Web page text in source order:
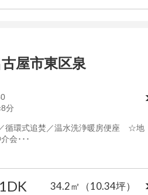
屋市東区泉
分
循環式追焚／温水洗浄暖房便座 ☆地
会･･･
1DK 34.2㎡ （10.34坪）